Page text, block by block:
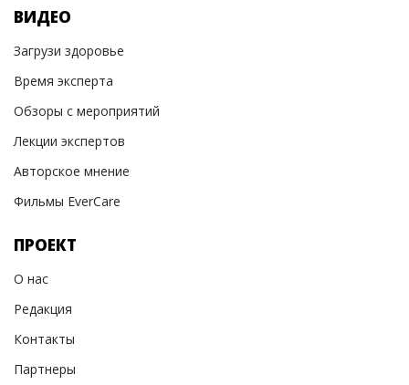
ВИДЕО
Загрузи здоровье
Время эксперта
Обзоры с мероприятий
Лекции экспертов
Авторское мнение
Фильмы EverCare
ПРОЕКТ
О нас
Редакция
Контакты
Партнеры